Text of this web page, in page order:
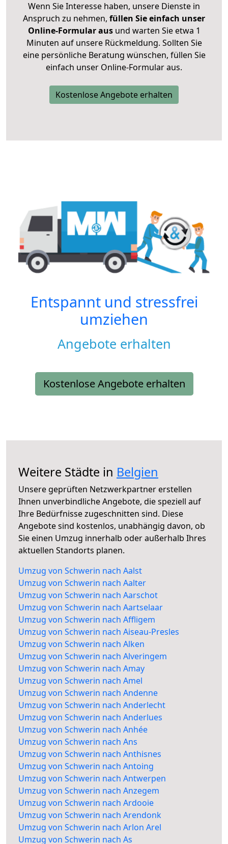
Wenn Sie Interesse haben, unsere Dienste in
Anspruch zu nehmen, füllen Sie einfach unser
Online-Formular ausund warten Sie etwa 1
Minuten auf unsere Rückmeldung. Sollten Sie
eine persönliche Beratung wünschen, füllen Sie
einfach unser Online-Formular aus.
Kostenlose Angebote erhalten
Entspannt und stressfrei
umziehen
Angebote erhalten
Kostenlose Angebote erhalten
Weitere Städte in Belgien
Unsere geprüften Netzwerkpartner erstellen
Ihnen unverbindliche Angebote, die speziell auf
Ihre Bedürfnisse zugeschnitten sind. Diese
Angebote sind kostenlos, unabhängig davon, ob
Sie einen Umzug innerhalb oder außerhalb Ihres
aktuellen Standorts planen.
Umzug von Schwerin nach Aalst
Umzug von Schwerin nach Aalter
Umzug von Schwerin nach Aarschot
Umzug von Schwerin nach Aartselaar
Umzug von Schwerin nach Affligem
Umzug von Schwerin nach Aiseau-Presles
Umzug von Schwerin nach Alken
Umzug von Schwerin nach Alveringem
Umzug von Schwerin nach Amay
Umzug von Schwerin nach Amel
Umzug von Schwerin nach Andenne
Umzug von Schwerin nach Anderlecht
Umzug von Schwerin nach Anderlues
Umzug von Schwerin nach Anhée
Umzug von Schwerin nach Ans
Umzug von Schwerin nach Anthisnes
Umzug von Schwerin nach Antoing
Umzug von Schwerin nach Antwerpen
Umzug von Schwerin nach Anzegem
Umzug von Schwerin nach Ardooie
Umzug von Schwerin nach Arendonk
Umzug von Schwerin nach Arlon Arel
Umzug von Schwerin nach As